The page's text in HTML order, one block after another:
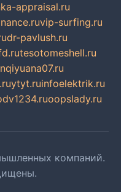
appraisal.ru
vip-surfing.ru
dr-pavlush.ru
tesotomeshell.ru
ytyt.ruinfoelektrik.ru
oopslady.ru
компаний.